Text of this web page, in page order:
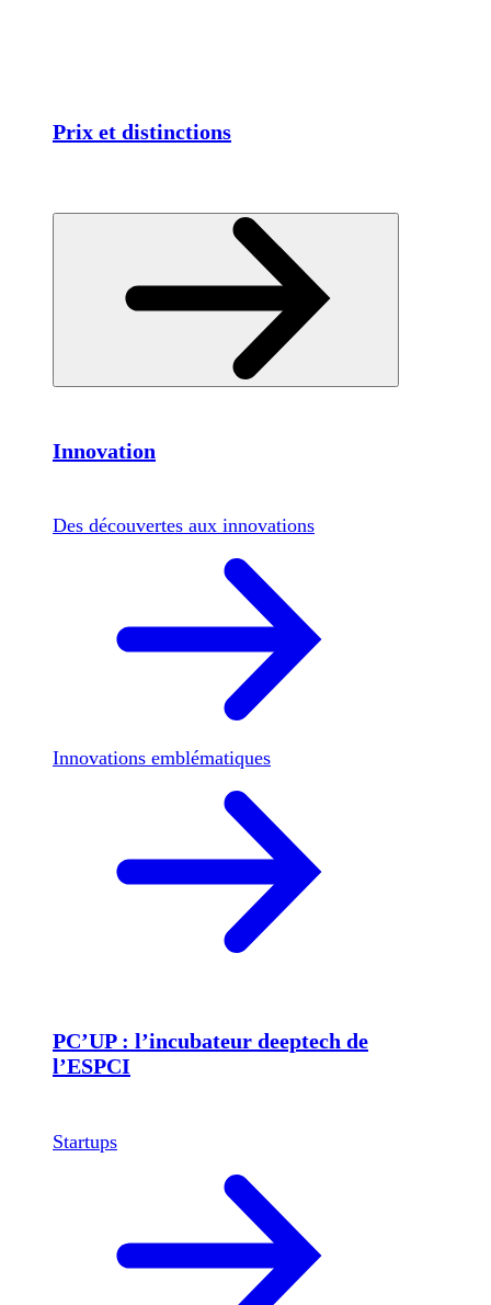
Prix et distinctions
Innovation
Des découvertes aux innovations
Innovations emblématiques
PC’UP : l’incubateur deeptech de
l’ESPCI
Startups